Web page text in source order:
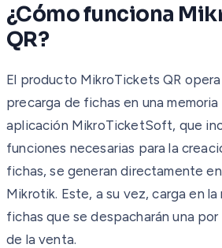
¿Cómo funciona
QR?
El producto MikroTickets QR
precarga de fichas en una memoria
aplicación MikroTicketSoft, que
funciones necesarias para la
fichas, se generan directamente
Mikrotik. Este, a su vez, carga en la
fichas que se despacharán una
de la venta.